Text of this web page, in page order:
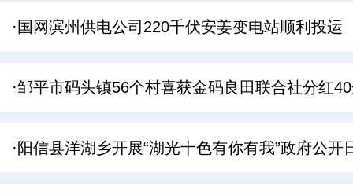
·国网滨州供电公司220千伏安姜变电站顺利投运
·邹平市码头镇56个村喜获金码良田联合社分红
·阳信县洋湖乡开展“湖光十色有你有我”政府公开